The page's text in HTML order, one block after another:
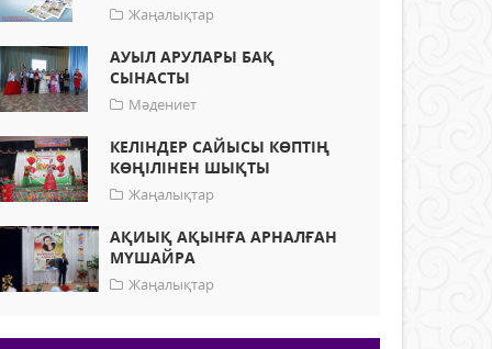
Жаңалықтар
АУЫЛ АРУЛАРЫ БАҚ
СЫНАСТЫ
Мәдениет
КЕЛІНДЕР САЙЫСЫ КӨПТІҢ
КӨҢІЛІНЕН ШЫҚТЫ
Жаңалықтар
АҚИЫҚ АҚЫНҒА АРНАЛҒАН
МҮШАЙРА
Жаңалықтар